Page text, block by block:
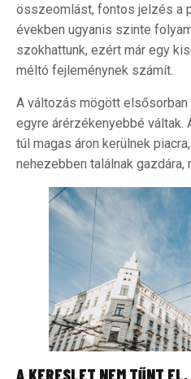
összeomlást, fontos jelzés a
években ugyanis szinte
szokhattunk, ezért már egy
méltó fejleménynek számít.
A változás mögött elsősorban
egyre árérzékenyebbé váltak.
túl magas áron kerülnek
nehezebben találnak
A KERESLET NEM TŰNT